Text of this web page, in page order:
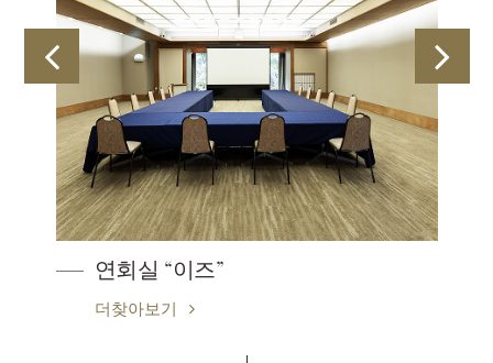
연회실 “이즈”
더찾아보기